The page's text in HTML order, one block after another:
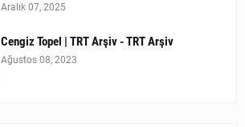
Aralık 07, 2025
Cengiz Topel | TRT Arşiv - TRT Arşiv
Ağustos 08, 2023